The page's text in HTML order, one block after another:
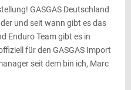
GASGAS Deutschland
und seit wann gibt es das
Enduro Team gibt es in
für den GASGAS Import
seit dem bin ich, Marc